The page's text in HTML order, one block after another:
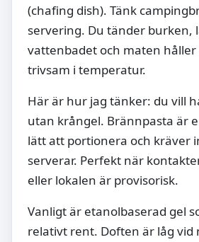
(chafing dish). Tänk
servering. Du tänder burken,
vattenbadet och maten håller
trivsam i temperatur.
Här är hur jag tänker: du vill
utan krångel. Brännpasta är
lätt att portionera och kräver
serverar. Perfekt när
eller lokalen är provisorisk.
Vanligt är etanolbaserad gel
relativt rent. Doften är låg vid